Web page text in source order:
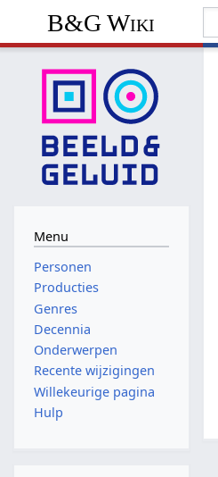
B&G Wiki
Menu
Personen
Producties
Genres
Decennia
Onderwerpen
Recente wijzigingen
Willekeurige pagina
Hulp